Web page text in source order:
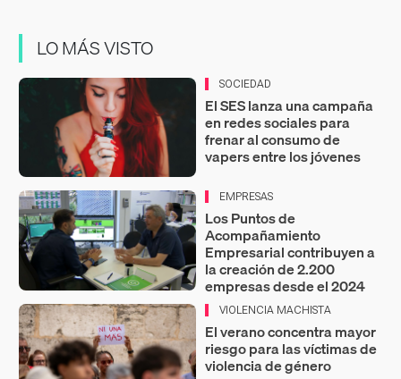
LO MÁS VISTO
SOCIEDAD
El SES lanza una campaña
en redes sociales para
frenar al consumo de
vapers entre los jóvenes
EMPRESAS
Los Puntos de
Acompañamiento
Empresarial contribuyen a
la creación de 2.200
empresas desde el 2024
VIOLENCIA MACHISTA
El verano concentra mayor
riesgo para las víctimas de
violencia de género